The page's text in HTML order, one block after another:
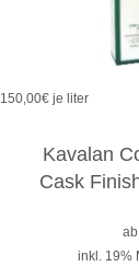
150,00€ je liter
Kavalan
Cask
inkl. 19%
ab